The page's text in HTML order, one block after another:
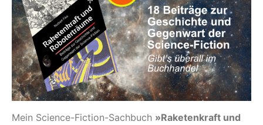
Mein Science-Fiction-Sachbuch »Raketenkraft und